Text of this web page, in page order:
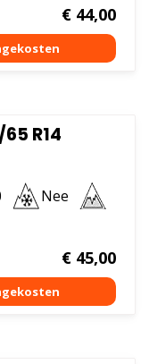
€44,00
R14
Nee
€45,00